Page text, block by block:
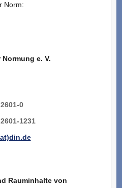
Norm:
e. V.
0
1231
Rauminhalte von